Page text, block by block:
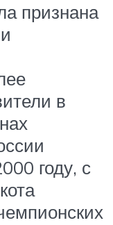
признана
в
году, с